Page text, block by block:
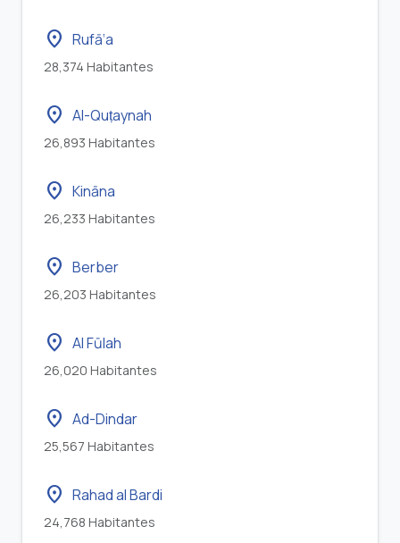
location_on Rufā‘a
28,374 Habitantes
location_on Al-Quṭaynah
26,893 Habitantes
location_on Kināna
26,233 Habitantes
location_on Berber
26,203 Habitantes
location_on Al Fūlah
26,020 Habitantes
location_on Ad-Dindar
25,567 Habitantes
location_on Rahad al Bardi
24,768 Habitantes